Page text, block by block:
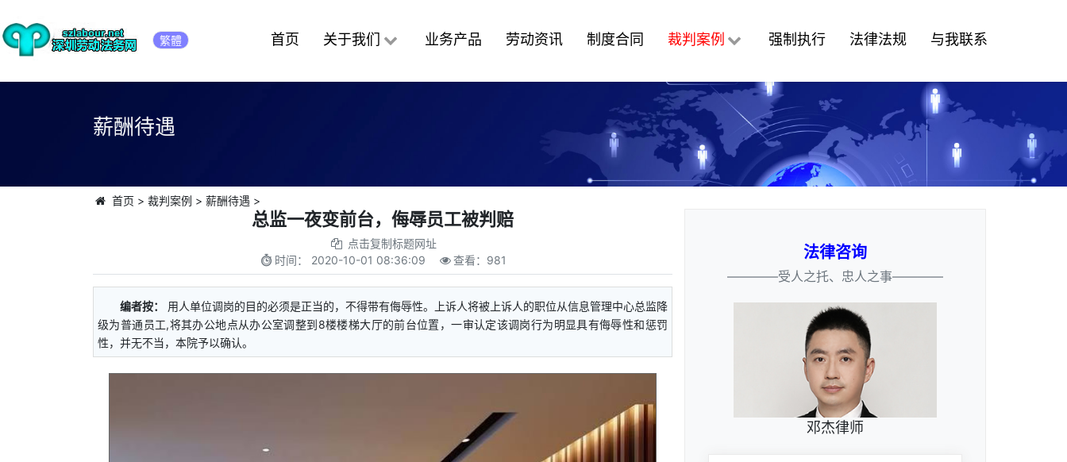
繁體 首页 关于我们 业务产品 劳动资讯 制度合同 裁判案例 强制执行 法律法规 与我联系
薪酬待遇
首页 > 裁判案例 > 薪酬待遇 >
总监一夜变前台，侮辱员工被判赔
点击复制标题网址
时间： 2020-10-01 08:36:09 查看： 981
编者按：
用人单位调岗的目的必须是正当的，不得带有侮辱性。上诉人将被上诉人的职位从信息管理中心总监降
级为普通员工,将其办公地点从办公室调整到8楼楼梯大厅的前台位置，一审认定该调岗行为明显具有侮辱性和惩罚
性，并无不当，本院予以确认。
法律咨询
————受人之托、忠人之事————
邓杰律师